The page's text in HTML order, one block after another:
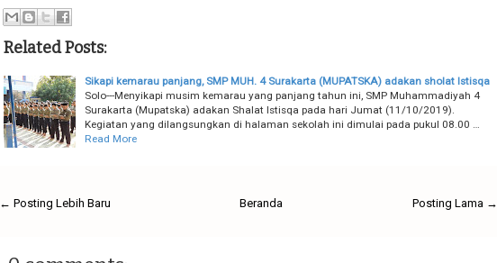
Related Posts:
Sikapi kemarau panjang, SMP MUH. 4 Surakarta (MUPATSKA) adakan sholat Istisqa
Solo---Menyikapi musim kemarau yang panjang tahun ini, SMP Muhammadiyah 4
Surakarta (Mupatska) adakan Shalat Istisqa pada hari Jumat (11/10/2019).
Kegiatan yang dilangsungkan di halaman sekolah ini dimulai pada pukul 08.00 …
Read More
← Posting Lebih Baru Posting Lama →
Beranda